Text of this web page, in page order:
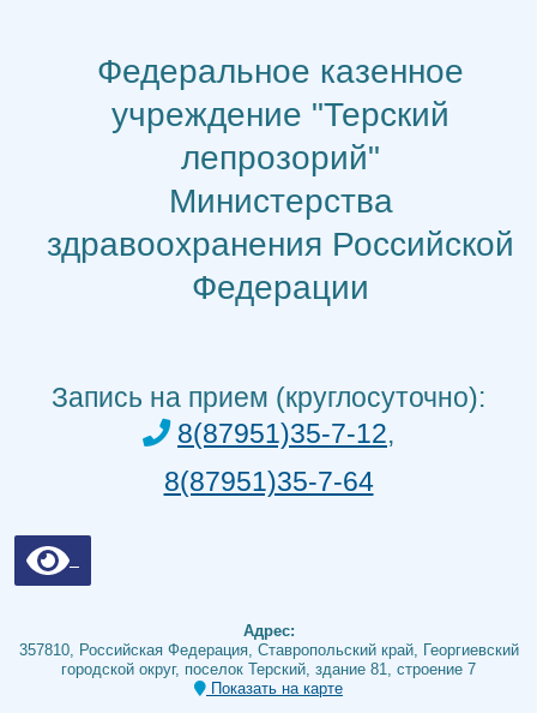
содержимомуФедеральное казенное
учреждение "Терский
лепрозорий"
Министерства
здравоохранения Российской
Федерации
Запись на прием (круглосуточно):
8(87951)35-7-12,
8(87951)35-7-64
Адрес:
357810, Российская Федерация, Ставропольский край, Георгиевский
городской округ, поселок Терский, здание 81, строение 7
Показать на карте